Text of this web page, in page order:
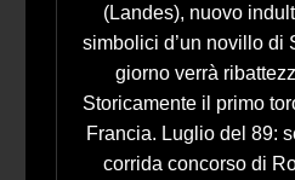
(Landes), nuovo
simbolici d’un novillo di
giorno verrà
Storicamente il primo
Francia. Luglio del 89:
corrida concorso di